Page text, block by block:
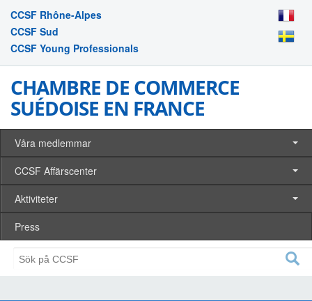
CCSF Rhône-Alpes
CCSF Sud
CCSF Young Professionals
CHAMBRE DE COMMERCE
SUÉDOISE EN FRANCE
Våra medlemmar
CCSF Affärscenter
Aktiviteter
Press